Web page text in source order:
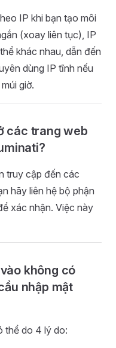
IP khi bạn tạo môi
(xoay liên tục), IP
khác nhau, dẫn đến
dùng IP tĩnh nếu
giờ.
các trang web
truy cập đến các
hãy liên hệ bộ phận
xác nhận. Việc này
không có
nhập mật
thể do 4 lý do: